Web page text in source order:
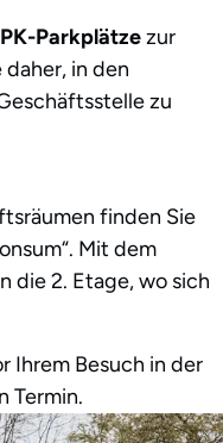
Parkplätzezur
in den
zu
finden Sie
Mit dem
die 2. Etage, wo sich
Ihrem Besuch in der
Termin.